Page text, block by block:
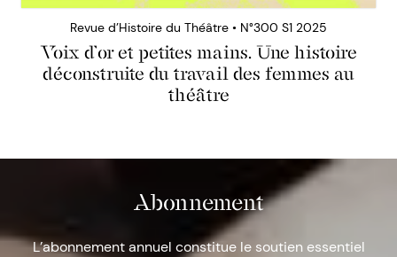
Revue d’Histoire du Théâtre • N°300 S1 2025
Voix d’or et petites mains. Une histoire
déconstruite du travail des femmes au
théâtre
Abonnement
L’abonnement annuel constitue le soutien essentiel